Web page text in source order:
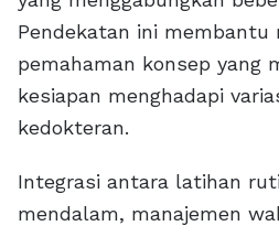
Pendekatan ini membantu
pemahaman konsep yang
kesiapan menghadapi
kedokteran.
Integrasi antara latihan
mendalam, manajemen